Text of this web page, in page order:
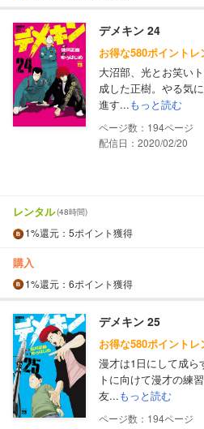
デメキン 24
お得な580ポイントレ
大沼部、光とお笑い
成した正樹。やる気
進す...もっと読む
194
配信日：2020/02/20
レンタル(48時間)
1%還元 ：5ポイント獲得
購入
1%還元 ：6ポイント獲得
デメキン 25
お得な580ポイントレ
漫才は1日にして成
トに向けて漫才の練
友...もっと読む
194